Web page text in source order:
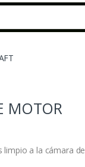
MOTOR
limpio a la cámara de